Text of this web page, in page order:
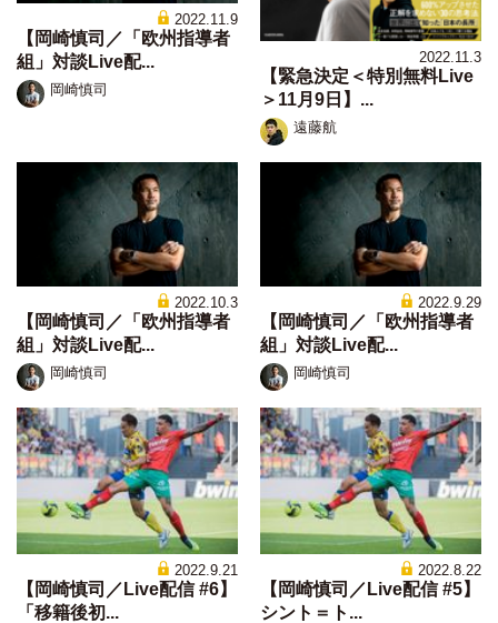
2022.11.9
【岡崎慎司／「欧州指導者
組」対談Live配...
岡崎慎司
2022.11.3
【緊急決定＜特別無料Live
＞11月9日】...
遠藤航
2022.10.3
【岡崎慎司／「欧州指導者
組」対談Live配...
岡崎慎司
2022.9.29
【岡崎慎司／「欧州指導者
組」対談Live配...
岡崎慎司
2022.9.21
【岡崎慎司／Live配信 #6】
「移籍後初...
2022.8.22
【岡崎慎司／Live配信 #5】
シント＝ト...